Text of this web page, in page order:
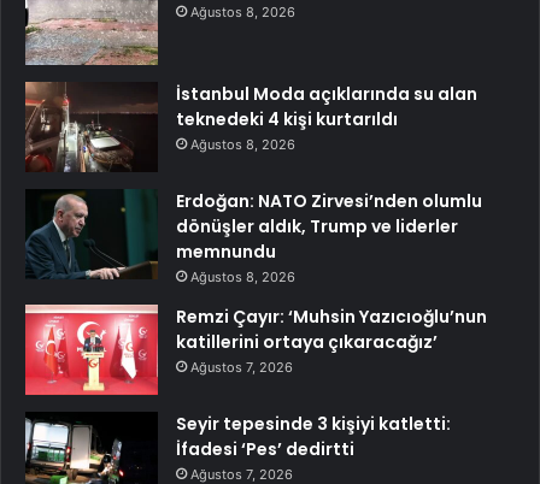
Ağustos 8, 2026
İstanbul Moda açıklarında su alan
teknedeki 4 kişi kurtarıldı
Ağustos 8, 2026
Erdoğan: NATO Zirvesi’nden olumlu
dönüşler aldık, Trump ve liderler
memnundu
Ağustos 8, 2026
Remzi Çayır: ‘Muhsin Yazıcıoğlu’nun
katillerini ortaya çıkaracağız’
Ağustos 7, 2026
Seyir tepesinde 3 kişiyi katletti:
İfadesi ‘Pes’ dedirtti
Ağustos 7, 2026